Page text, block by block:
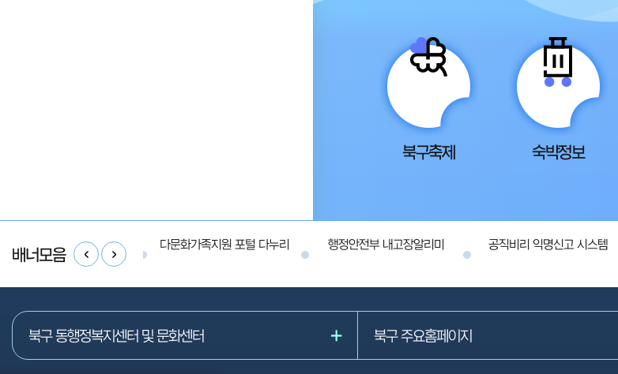
북구축제 숙박정보
배너모음
공공개방지원다가치나눔터
공유누리
다문화가족지원 포털 다누리 행정안전부 내고장알리미 공직비리 익명신고 시스템
북구 동행정복지센터 및 문화센터 북구 주요홈페이지